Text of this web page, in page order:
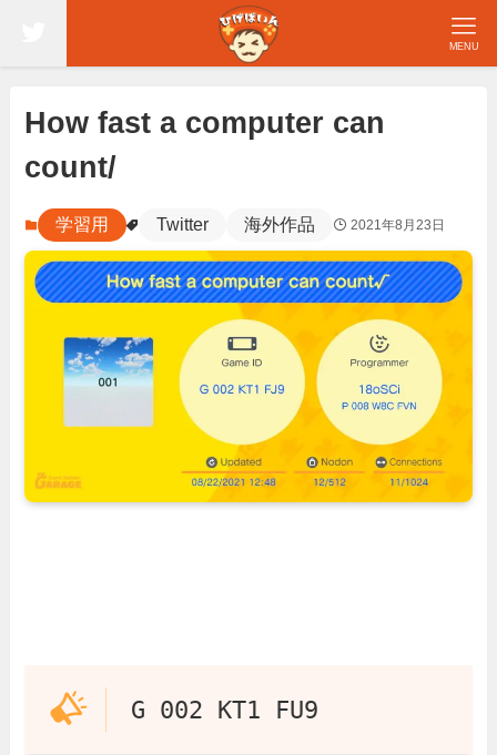
MENU
How fast a computer can
count/
学習用 Twitter 海外作品 2021年8月23日
G 002 KT1 FU9